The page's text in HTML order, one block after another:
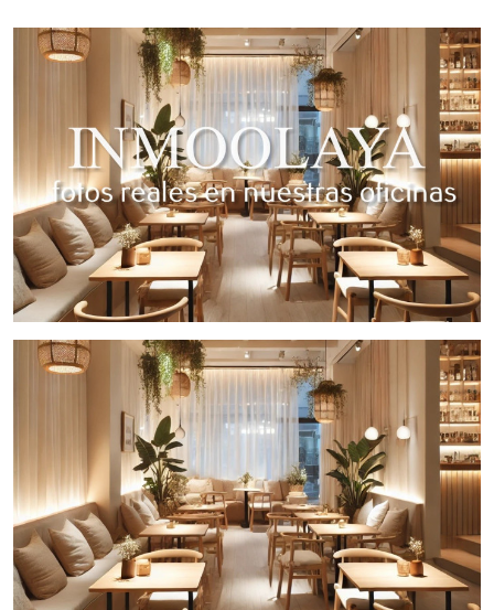
Terraza frente al mar:20 plazas adicionales.
Cocina moderna, bien equipada y adaptada
a la alta
capacidad de servicio.
Inmueble en excelente estado, con visibilidad máxima y
una ubicación privilegiada.
Oportunidad única
Este restaurante cuenta con una clientela fiel y consolidada,
listo para facturar desde el primer día, ideal para continuar
con un negocio rentable en una ubicación excepcional.
Condiciones económicas:
Traspaso: 600.000 €
Alquiler mensual:5.000 €
Precio negociable
No pierdas esta oportunidad de adquirir un restaurante con
gran capacidad, frente al mar, en un enclave único y con alto
potencial.
Para más información o para concertar una visita, contacta
conInmo Olaya, tu agencia de confianza especializada en